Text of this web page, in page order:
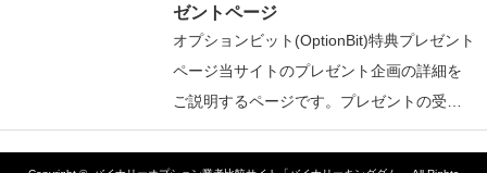
ゼントページ
オプションビット(OptionBit)特典プレゼント
ページ当サイトのプレゼント企画の詳細を
ご説明するページです。プレゼントの受…